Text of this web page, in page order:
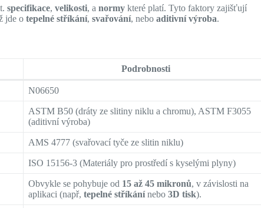
specifikace,velikosti, anormy které platí. Tyto faktory zajišťují
jde otepelné stříkání,svařování, neboaditivní výroba.
Podrobnosti
N06650
ASTM B50 (dráty ze slitiny niklu a chromu), ASTM F3055
(aditivní výroba)
AMS 4777 (svařovací tyče ze slitin niklu)
ISO 15156-3 (Materiály pro prostředí s kyselými plyny)
Obvykle se pohybuje od 15 až 45 mikronů, v závislosti na
aplikaci (např,tepelné stříkánínebo3D tisk).